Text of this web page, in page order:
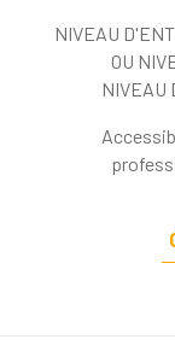
NIVEAU
OU
NIVEAU